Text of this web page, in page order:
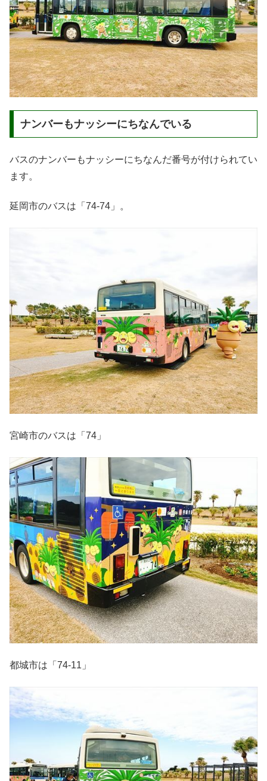
ナンバーもナッシーにちなんでいる
バスのナンバーもナッシーにちなんだ番号が付けられてい
ます。
延岡市のバスは「74-74」。
宮崎市のバスは「74」
都城市は「74-11」